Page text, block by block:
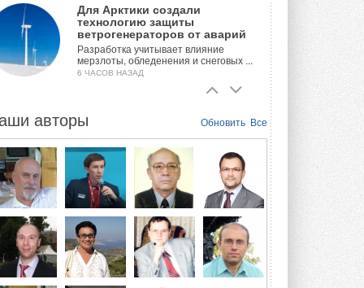
Для Арктики создали
технологию защиты
ветрогенераторов от аварий
Разработка учитывает влияние
мерзлоты, обледенения и снеговых ...
6 ЧАСОВ НАЗАД
с одним общим испарителем
конструкцию двухисточникового ...
ВЧЕРА
21-й ежегодный форум
«ЦОД-2026»
Мероприятие пройдет 2-3 сентября в
отеле Radisson Slavyanskaya. Форум
посетит более двух тысяч участников ...
ВЧЕРА
Обновить Все
авторы